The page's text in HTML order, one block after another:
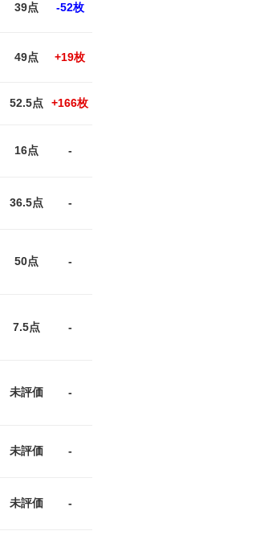
39点 -52枚
49点 +19枚
52.5点 +166枚
16点 -
36.5点 -
50点 -
7.5点 -
未評価 -
未評価 -
未評価 -